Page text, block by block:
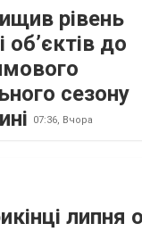
рівень
об’єктів до
сезону
07:36, Вчора